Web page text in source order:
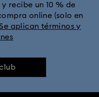
recibe un 10 % de
online (solo en
aplican términos y